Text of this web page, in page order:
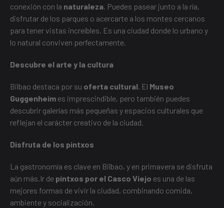
conexión con la naturaleza. Puedes pasear junto a la ría,
disfrutar de los parques o acercarte a los montes cercanos
para tener vistas increíbles. Es una ciudad donde lo urbano y
lo natural conviven perfectamente.
Descubre el arte y la cultura
Bilbao destaca por su oferta cultural. El Museo
Guggenheim es imprescindible, pero también puedes
descubrir galerías más pequeñas y espacios culturales que
reflejan el carácter creativo de la ciudad.
Disfruta de los pintxos
La gastronomía es clave en Bilbao, y en primavera se disfruta
aún más.Ir de pintxos por el Casco Viejo es una de las
mejores formas de vivir la ciudad, combinando comida,
ambiente y socialización.